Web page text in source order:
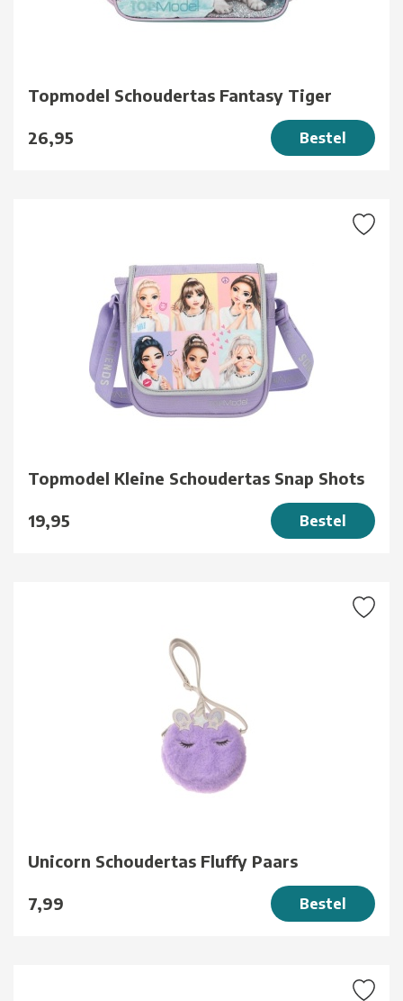
Topmodel Schoudertas Fantasy Tiger
26,95 Bestel
Topmodel Kleine Schoudertas Snap Shots
19,95 Bestel
Unicorn Schoudertas Fluffy Paars
7,99 Bestel